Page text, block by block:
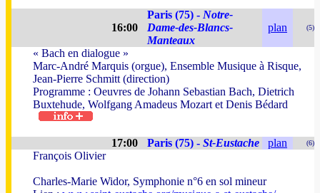
16:00
Paris (75) - Notre-
Dame-des-Blancs-
Manteaux
plan (5)
« Bach en dialogue »
Marc-André Marquis (orgue), Ensemble Musique à Risque,
Jean-Pierre Schmitt (direction)
Programme : Oeuvres de Johann Sebastian Bach, Dietrich
Buxtehude, Wolfgang Amadeus Mozart et Denis Bédard
17:00 Paris (75) - St-Eustache plan (6)
François Olivier
Charles-Marie Widor, Symphonie n°6 en sol mineur